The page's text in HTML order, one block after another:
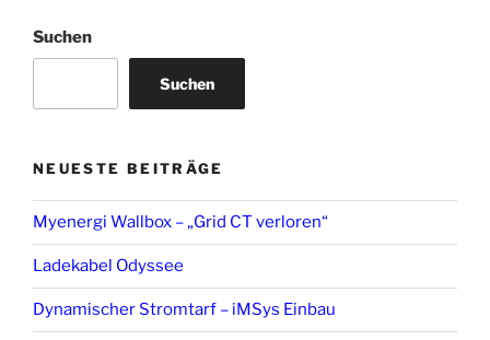
Suchen
Suchen
NEUESTE BEITRÄGE
Myenergi Wallbox – „Grid CT verloren“
Ladekabel Odyssee
Dynamischer Stromtarf – iMSys Einbau